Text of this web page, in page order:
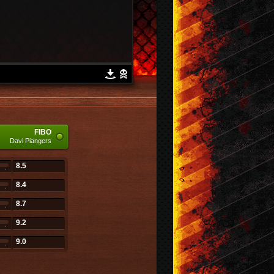
FIBO
Davi Piangers
8.5
8.4
8.7
9.2
9.0